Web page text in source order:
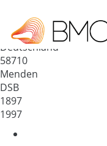
Deutschland
58710
Menden
DSB
1897
1997